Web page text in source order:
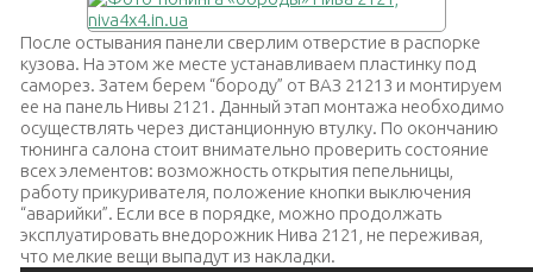
После остывания панели сверлим отверстие в распорке
кузова. На этом же месте устанавливаем пластинку под
саморез. Затем берем “бороду” от ВАЗ 21213 и монтируем
ее на панель Нивы 2121. Данный этап монтажа необходимо
осуществлять через дистанционную втулку. По окончанию
тюнинга салона стоит внимательно проверить состояние
всех элементов: возможность открытия пепельницы,
работу прикуривателя, положение кнопки выключения
“аварийки”. Если все в порядке, можно продолжать
эксплуатировать внедорожник Нива 2121, не переживая,
что мелкие вещи выпадут из накладки.